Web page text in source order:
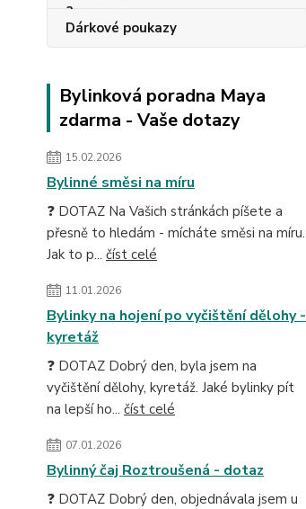
Dárkové poukazy
Bylinková poradna Maya
zdarma - Vaše dotazy
15.02.2026
Bylinné směsi na míru
❓ DOTAZ Na Vašich stránkách píšete a
přesně to hledám - mícháte směsi na míru.
Jak to p... číst celé
11.01.2026
Bylinky na hojení po vyčištění dělohy -
kyretáž
❓ DOTAZ Dobrý den, byla jsem na
vyčištění dělohy, kyretáž. Jaké bylinky pít
na lepší ho... číst celé
07.01.2026
Bylinný čaj Roztroušená - dotaz
❓ DOTAZ Dobrý den, objednávala jsem u